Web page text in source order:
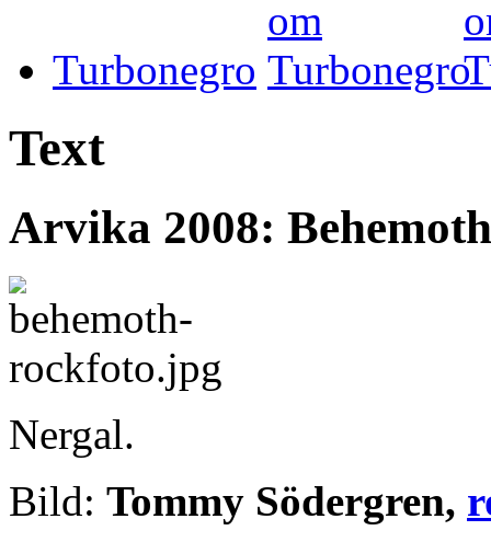
Turbonegro
Text
Arvika 2008: Behemoth
Nergal.
Bild: Tommy Södergren,